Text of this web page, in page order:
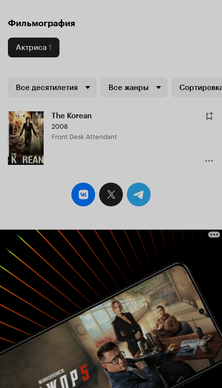
Фильмография
Актриса 1
Все десятилетия Все жанры
The Korean
2008
Front Desk Attendant